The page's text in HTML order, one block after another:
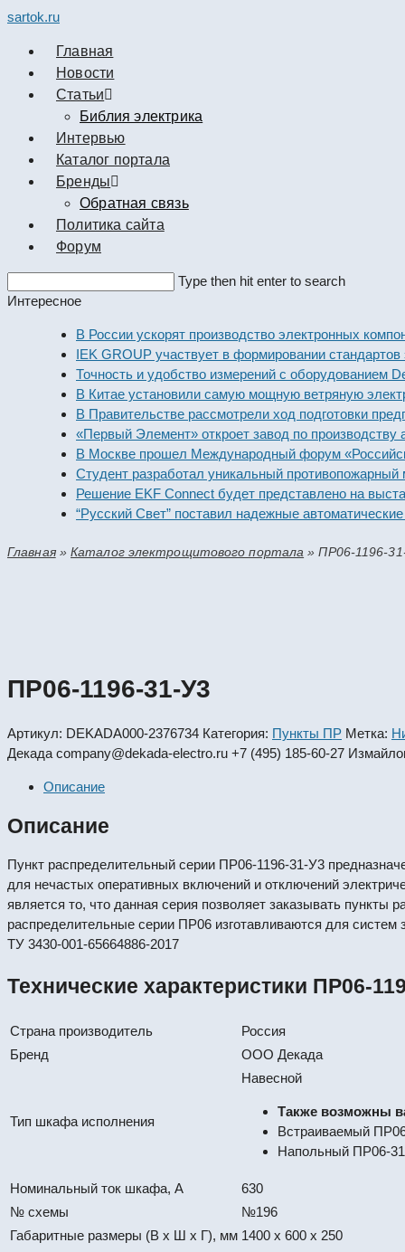
sartok.ru
Главная
Новости
Cтатьи
Библия электрика
Интервью
Каталог портала
Бренды
Обратная связь
Политика сайта
Форум
this
Type then hit enter to search
Интересное
В России ускорят производство электронных
IEK GROUP участвует в формировании стандартов
Точность и удобство измерений с оборудованием
В Китае установили самую мощную ветряную
В Правительстве рассмотрели ход подготовки
«Первый Элемент» откроет завод по производству
В Москве прошел Международный форум «Российская
Студент разработал уникальный противопожарный
Решение EKF Connect будет представлено на
“Русский Свет” поставил надежные автоматические
Главная»Каталог электрощитового портала »ПР06-1196-
ПР06-1196-31-У3
Артикул: DEKADA000-2376734 Категория: Пункты ПР Метка:
Декада company@dekada-electro.ru +7 (495) 185-60-27
Описание
Описание
Пункт распределительный серии ПР06-1196-31-У3
для нечастых оперативных включений и отключений
является то, что данная серия позволяет заказывать
распределительные серии ПР06 изготавливаются для
ТУ 3430-001-65664886-2017
Технические характеристики ПР06-
Страна производитель
Россия
Бренд
ООО Декада
Тип шкафа исполнения
Навесной
Также возможны
Встраиваемый
Напольный ПР06-
Номинальный ток шкафа, А
630
№ схемы
№196
Габаритные размеры (В x Ш x Г), мм 1400 x 600 x 250